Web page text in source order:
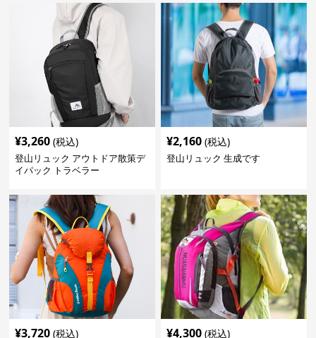
¥3,260 (税込)
登山リュック アウトドア散策デ
イパック トラベラー
¥2,160 (税込)
登山リュック 生成です
¥3,720 (税込) ¥4,300 (税込)